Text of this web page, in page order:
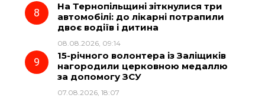
На Тернопільщині зіткнулися три
автомобілі: до лікарні потрапили
двоє водіїв і дитина
08.08.2026, 09:14
15-річного волонтера із Заліщиків
нагородили церковною медаллю
за допомогу ЗСУ
07.08.2026, 18:07